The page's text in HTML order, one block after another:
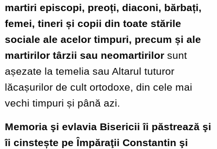
martiri episcopi, preoți, diaconi, bărbați,
femei, tineri și copii din toate stările
sociale ale acelor timpuri, precum și ale
martirilor târzii sau neomartirilor sunt
așezate la temelia sau Altarul tuturor
lăcașurilor de cult ortodoxe, din cele mai
vechi timpuri și până azi.
Memoria şi evlavia Bisericii îi păstrează şi
îi cinstește pe Împăraţii Constantin şi